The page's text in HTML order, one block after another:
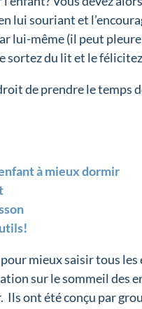
lui souriant et
lui-même (il peut
sortez du lit et le
de prendre le temps
à mieux dormir
mieux saisir tous
sur le sommeil des
ont été conçu par